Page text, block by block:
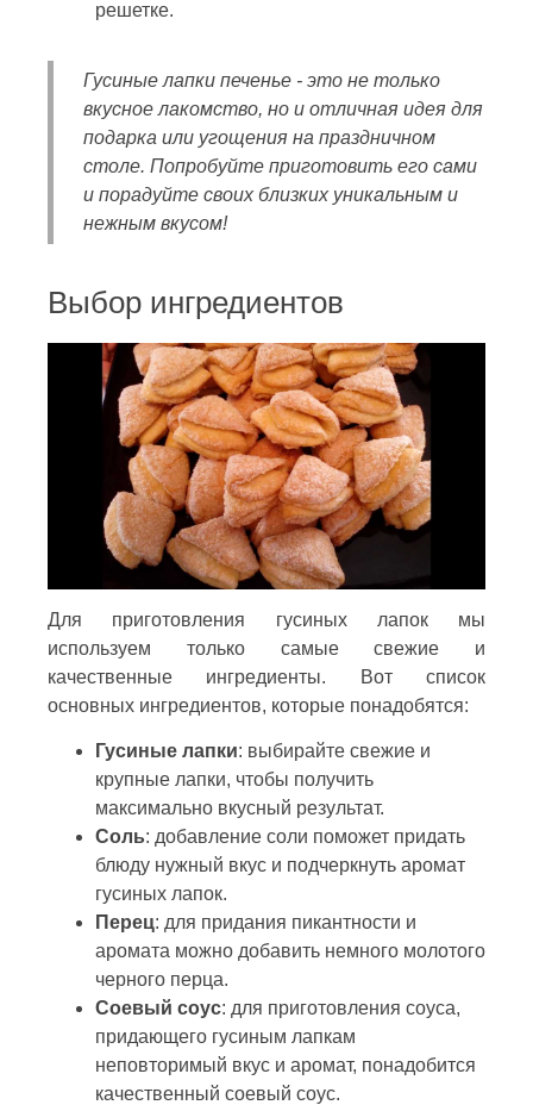
решетке.
Гусиные лапки печенье - это не только
вкусное лакомство, но и отличная идея для
подарка или угощения на праздничном
столе. Попробуйте приготовить его сами
и порадуйте своих близких уникальным и
нежным вкусом!
Выбор ингредиентов
Для приготовления гусиных лапок мы
используем только самые свежие и
качественные ингредиенты. Вот список
основных ингредиентов, которые понадобятся:
Гусиные лапки: выбирайте свежие и
крупные лапки, чтобы получить
максимально вкусный результат.
Соль: добавление соли поможет придать
блюду нужный вкус и подчеркнуть аромат
гусиных лапок.
Перец: для придания пикантности и
аромата можно добавить немного молотого
черного перца.
Соевый соус: для приготовления соуса,
придающего гусиным лапкам
неповторимый вкус и аромат, понадобится
качественный соевый соус.